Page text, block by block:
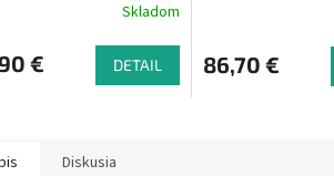
Skladom
€ DETAIL 86,70 €
Diskusia